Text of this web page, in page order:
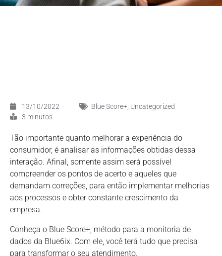
13/10/2022 Blue Score+ Uncategorized
3 minutos
Tão importante quanto melhorar a experiência do
consumidor, é analisar as informações obtidas dessa
interação. Afinal, somente assim será possível
compreender os pontos de acerto e aqueles que
demandam correções, para então implementar melhorias
aos processos e obter constante crescimento da
empresa.
Conheça o Blue Score+, método para a monitoria de
dados da Blue6ix. Com ele, você terá tudo que precisa
para transformar o seu atendimento.